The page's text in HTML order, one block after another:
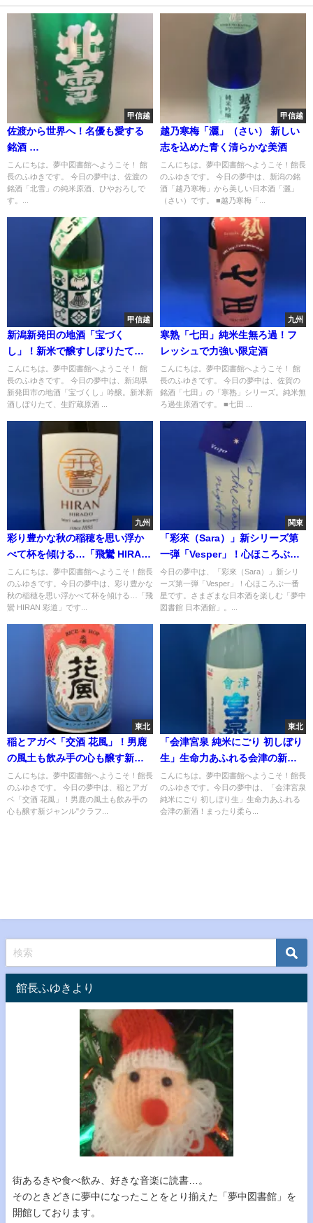
甲信越
佐渡から世界へ！名優も愛する
銘酒
"北雪 純米原酒 ひやおろし"
こんにちは。夢中図書館へようこそ！ 館
長のふゆきです。 今日の夢中は、佐渡の
銘酒「北雪」の純米原酒、ひやおろしで
す。...
甲信越
越乃寒梅「灑」（さい） 新しい
志を込めた青く清らかな美酒
こんにちは。夢中図書館へようこそ！館長
のふゆきです。 今日の夢中は、新潟の銘
酒「越乃寒梅」から美しい日本酒「灑」
（さい）です。 ■越乃寒梅「...
甲信越
新潟新発田の地酒「宝づく
し」！新米で醸すしぼりたて新
酒
こんにちは。夢中図書館へようこそ！ 館
長のふゆきです。 今日の夢中は、新潟県
新発田市の地酒「宝づくし」吟醸。新米新
酒しぼりたて、生貯蔵原酒 ...
九州
寒熟「七田」純米生無ろ過！フ
レッシュで力強い限定酒
こんにちは。夢中図書館へようこそ！ 館
長のふゆきです。 今日の夢中は、佐賀の
銘酒「七田」の「寒熟」シリーズ。純米無
ろ過生原酒です。 ■七田 ...
九州
彩り豊かな秋の稲穂を思い浮か
べて杯を傾ける…「飛鸞 HIRAN
彩道」
こんにちは。夢中図書館へようこそ！館長
のふゆきです。今日の夢中は、彩り豊かな
秋の稲穂を思い浮かべて杯を傾ける…「飛
鸞 HIRAN 彩道」です...
関東
「彩來（Sara）」新シリーズ第
一弾「Vesper」！心ほころぶ一
番星
今日の夢中は、「彩來（Sara）」新シリ
ーズ第一弾「Vesper」！心ほころぶ一番
星です。さまざまな日本酒を楽しむ「夢中
図書館 日本酒館」。...
東北
稲とアガベ「交酒 花風」！男鹿
の風土も飲み手の心も醸す新ジ
ャンル"クラフトサケ"
こんにちは。夢中図書館へようこそ！館長
のふゆきです。 今日の夢中は、稲とアガ
ベ「交酒 花風」！男鹿の風土も飲み手の
心も醸す新ジャンル"クラフ...
東北
「会津宮泉 純米にごり 初しぼり
生」生命力あふれる会津の新
酒！まったり柔らかな飲み口が
たまらない…
こんにちは。夢中図書館へようこそ！館長
のふゆきです。今日の夢中は、「会津宮泉
純米にごり 初しぼり生」生命力あふれる
会津の新酒！まったり柔ら...
館長ふゆきより
街あるきや食べ飲み、好きな音楽に読書…。
そのときどきに夢中になったことをとり揃えた「夢中図書館」を
開館しております。